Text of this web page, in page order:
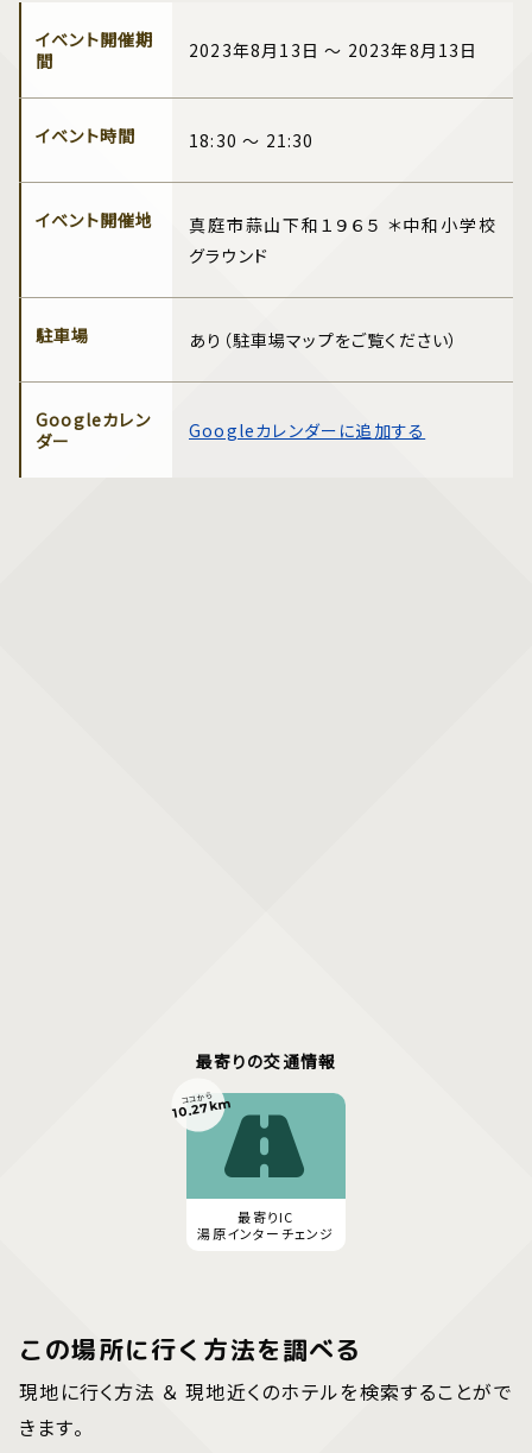
イベント開催期
間
2023年8月13日 ～ 2023年8月13日
イベント時間 18:30 ～ 21:30
イベント開催地
真庭市蒜山下和１９６５ ＊中和小学校
グラウンド
駐車場 あり（駐車場マップをご覧ください）
Googleカレン
ダー
Googleカレンダーに追加する
最寄りの交通情報
最寄りIC
湯原インターチェンジ
ココから
10.27km
この場所に行く方法を調べる
現地に行く方法 ＆ 現地近くのホテルを検索することがで
きます。